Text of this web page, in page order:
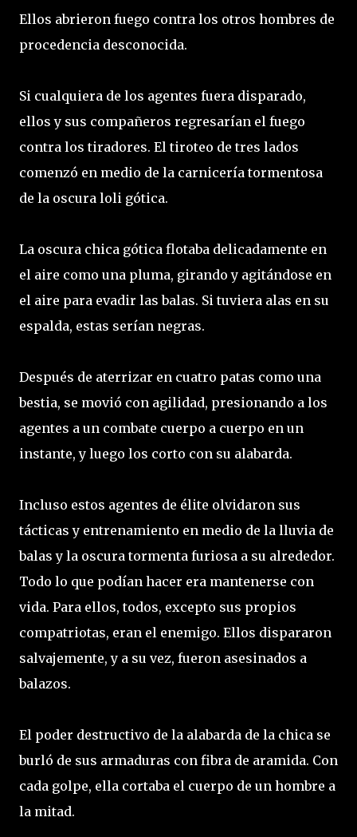
Ellos abrieron fuego contra los otros hombres de
procedencia desconocida.
Si cualquiera de los agentes fuera disparado,
ellos y sus compañeros regresarían el fuego
contra los tiradores. El tiroteo de tres lados
comenzó en medio de la carnicería tormentosa
de la oscura loli gótica.
La oscura chica gótica flotaba delicadamente en
el aire como una pluma, girando y agitándose en
el aire para evadir las balas. Si tuviera alas en su
espalda, estas serían negras.
Después de aterrizar en cuatro patas como una
bestia, se movió con agilidad, presionando a los
agentes a un combate cuerpo a cuerpo en un
instante, y luego los corto con su alabarda.
Incluso estos agentes de élite olvidaron sus
tácticas y entrenamiento en medio de la lluvia de
balas y la oscura tormenta furiosa a su alrededor.
Todo lo que podían hacer era mantenerse con
vida. Para ellos, todos, excepto sus propios
compatriotas, eran el enemigo. Ellos dispararon
salvajemente, y a su vez, fueron asesinados a
balazos.
El poder destructivo de la alabarda de la chica se
burló de sus armaduras con fibra de aramida. Con
cada golpe, ella cortaba el cuerpo de un hombre a
la mitad.